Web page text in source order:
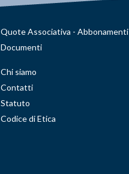
Quote Associativa - Abbonamenti
Documenti
Chi siamo
Contatti
Statuto
Codice di Etica